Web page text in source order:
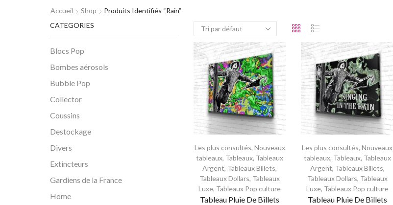
Accueil Shop Produits Identifiés “rain”
Les plus consultés, Nouveaux
tableaux, Tableaux, Tableaux
Argent, Tableaux Billets,
Tableaux Dollars, Tableaux
Luxe, Tableaux Pop culture
Tableau Pluie De Billets
Les plus consultés,Nouveaux
tableaux, Tableaux, Tableaux
Argent, Tableaux Billets,
Tableaux Dollars, Tableaux
Luxe, Tableaux Pop culture
Tableau Pluie De Billets
CATEGORIES
Blocs Pop
Bombes aérosols
Bubble Pop
Collector
Coussins
Destockage
Divers
Extincteurs
Gardiens de la France
Home